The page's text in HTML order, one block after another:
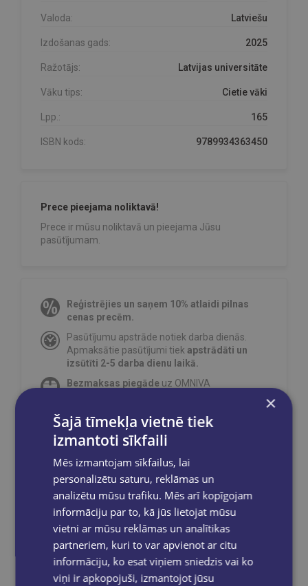
Valoda: Latviešu
Izdošanas gads: 2025
Ražotājs: Latvijas universitāte
Vāku tips: Cietie vāki
Lpp.: 165
ISBN kods: 9789934363450
Prece pieejama noliktavā!
Prece ir mūsu noliktavā un pieejama Jūsu
pasūtījumam.
Reģistrējies un saņem 10% atlaidi pilnas
cenas precēm.
Pasūtījumu apstrāde notiek darba dienās.
Apmaksātie pasūtījumi tiekapstrādāti un
izsūtīti 2-5 darba dienu laikā.
Bezmaksas piegāde uz OMNIVA
Bezmaksas piegāde jebkurā GLOBUSS
grāmatnīcā 1-5 darba dienu laikā, kad
pasūtījums būs gatavs saņemšanai, saņemsi
e-pastu un/ vai SMS.
Dalies sociālajos tīklos:
×
Šajā tīmekļa vietnē tiek
izmantoti sīkfaili
Mēs izmantojam sīkfailus, lai
personalizētu saturu, reklāmas un
analizētu mūsu trafiku. Mēs arī kopīgojam
informāciju par to, kā jūs lietojat mūsu
vietni ar mūsu reklāmas un analītikas
partneriem, kuri to var apvienot ar citu
informāciju, ko esat viņiem sniedzis vai ko
viņi ir apkopojuši, izmantojot jūsu